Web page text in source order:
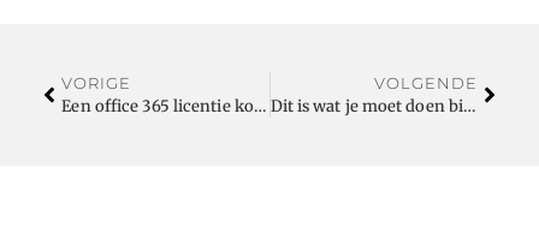
VORIGE
Een office 365 licentie kopen, hoe werkt dat?
VOLGENDE
Dit is wat je moet doen bij het kiezen van een kerstboom Hilversum